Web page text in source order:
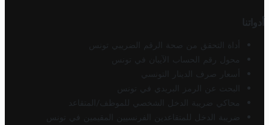
أدواتنا
أداة التحقق من صحة الرقم الضريبي تونس
محول رقم الحساب الآيبان في تونس
أسعار صرف الدينار التونسي
البحث عن الرمز البريدي في تونس
محاكي ضريبة الدخل الشخصي للموظف/المتقاعد
ضريبة الدخل للمتقاعدين الفرنسيين المقيمين في تونس